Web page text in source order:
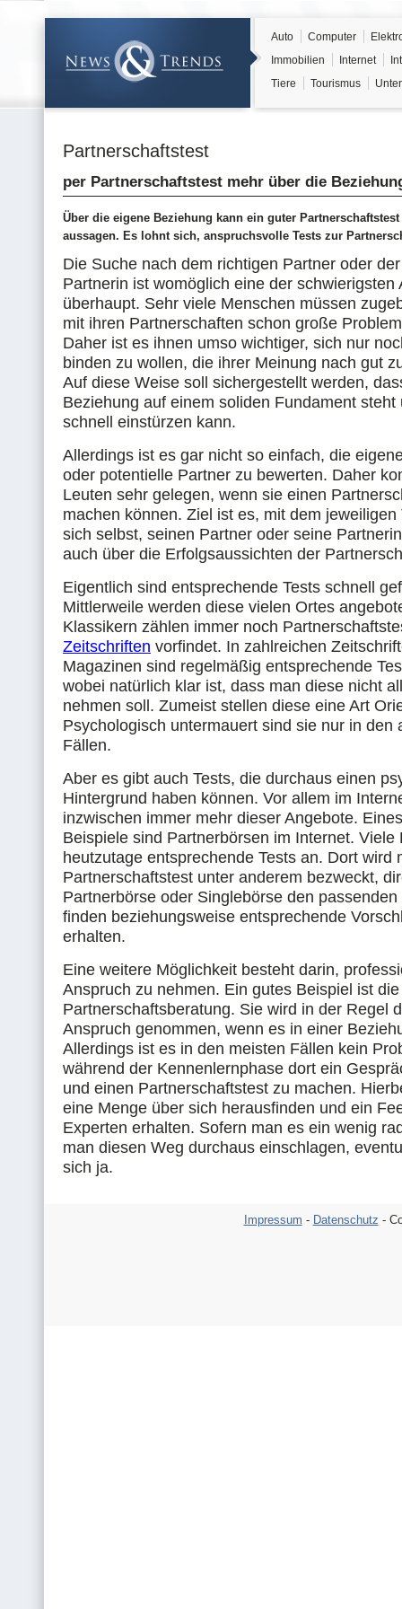
Auto Computer
Immobilien
Internet
Tiere
Tourismus
Partnerschaftstest
per Partnerschaftstest mehr über die
Über die eigene Beziehung kann ein guter Partnerschaftstest
aussagen. Es lohnt sich, anspruchsvolle Tests zur
Die Suche nach dem richtigen Partner oder
Partnerin ist womöglich eine der schwierigsten
überhaupt. Sehr viele Menschen müssen
mit ihren Partnerschaften schon große
Daher ist es ihnen umso wichtiger, sich nur
binden zu wollen, die ihrer Meinung nach gut
Auf diese Weise soll sichergestellt werden,
Beziehung auf einem soliden Fundament steht
schnell einstürzen kann.
Allerdings ist es gar nicht so einfach, die
oder potentielle Partner zu bewerten. Daher
Leuten sehr gelegen, wenn sie einen
machen können. Ziel ist es, mit dem jeweiligen
sich selbst, seinen Partner oder seine
auch über die Erfolgsaussichten der
Eigentlich sind entsprechende Tests schnell
Mittlerweile werden diese vielen Ortes
Klassikern zählen immer noch
Zeitschriften vorfindet. In zahlreichen
Magazinen sind regelmäßig entsprechende
wobei natürlich klar ist, dass man diese nicht
nehmen soll. Zumeist stellen diese eine Art
Psychologisch untermauert sind sie nur in den
Fällen.
Aber es gibt auch Tests, die durchaus einen
Hintergrund haben können. Vor allem im
inzwischen immer mehr dieser Angebote.
Beispiele sind Partnerbörsen im Internet. Viele
heutzutage entsprechende Tests an. Dort wird
Partnerschaftstest unter anderem bezweckt,
Partnerbörse oder Singlebörse den
finden beziehungsweise entsprechende
erhalten.
Eine weitere Möglichkeit besteht darin,
Anspruch zu nehmen. Ein gutes Beispiel ist die
Partnerschaftsberatung. Sie wird in der Regel
Anspruch genommen, wenn es in einer
Allerdings ist es in den meisten Fällen kein
während der Kennenlernphase dort ein
und einen Partnerschaftstest zu machen.
eine Menge über sich herausfinden und ein
Experten erhalten. Sofern man es ein wenig
man diesen Weg durchaus einschlagen,
sich ja.
Impressum - Datenschutz -